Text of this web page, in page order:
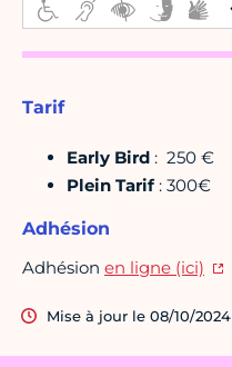
Tarif
Early Bird : 250 €
Plein Tarif: 300€
Adhésion
Adhésion en ligne (ici)
Mise à jour le 08/10/2024